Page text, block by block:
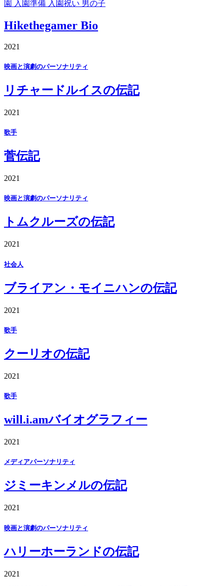
園 入園準備 入園祝い 男の子
Hikethegamer Bio
2021
映画と演劇のパーソナリティ
リチャードルイスの伝記
2021
歌手
菅伝記
2021
映画と演劇のパーソナリティ
トムクルーズの伝記
2021
社会人
ブライアン・モイニハンの伝記
2021
歌手
クーリオの伝記
2021
歌手
will.i.amバイオグラフィー
2021
メディアパーソナリティ
ジミーキンメルの伝記
2021
映画と演劇のパーソナリティ
ハリーホーランドの伝記
2021